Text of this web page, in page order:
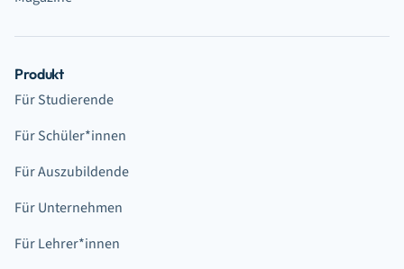
Produkt
Für Studierende
Für Schüler*innen
Für Auszubildende
Für Unternehmen
Für Lehrer*innen